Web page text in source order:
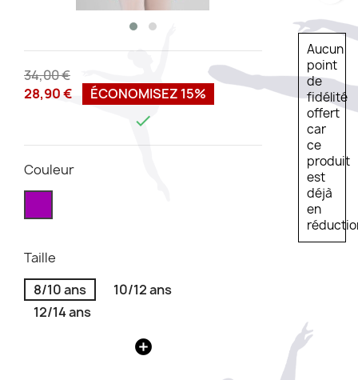
34,00 €
28,90 €
ÉCONOMISEZ 15%

Couleur
Taille
8/10 ans
10/12 ans
12/14 ans
Aucun
point
de
fidélité
offert
car
ce
produit
est
déjà
en